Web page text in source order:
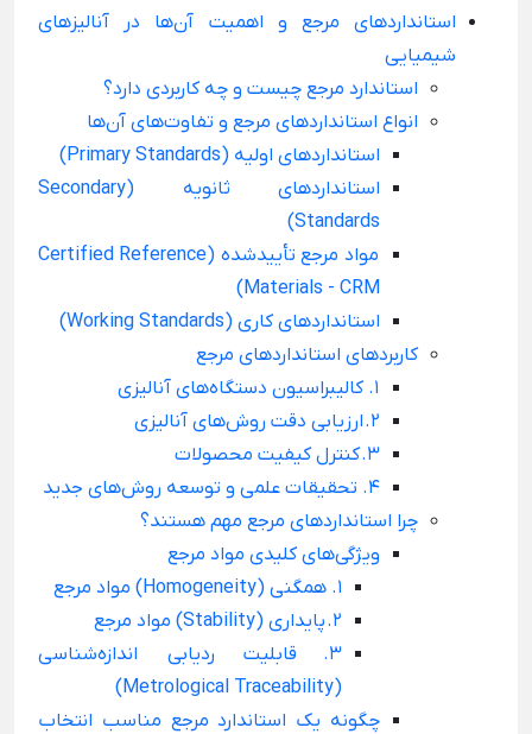
استانداردهای مرجع و اهمیت آن‌ها در آنالیزهای
شیمیایی
استاندارد مرجع چیست و چه کاربردی دارد؟
انواع استانداردهای مرجع و تفاوت‌های آن‌ها
استانداردهای اولیه (Primary Standards)
استانداردهای ثانویه (Secondary
Standards)
مواد مرجع تأییدشده (Certified Reference
Materials - CRM)
استانداردهای کاری (Working Standards)
کاربردهای استانداردهای مرجع
۲. ارزیابی دقت روش‌های آنالیزی
۳. کنترل کیفیت محصولات
۴. تحقیقات علمی و توسعه روش‌های جدید
چرا استانداردهای مرجع مهم هستند؟
ویژگی‌های کلیدی مواد مرجع
۱. همگنی (Homogeneity) مواد مرجع
۲. پایداری (Stability) مواد مرجع
۳. قابلیت ردیابی اندازه‌شناسی
(Metrological Traceability)
چگونه یک استاندارد مرجع مناسب انتخاب